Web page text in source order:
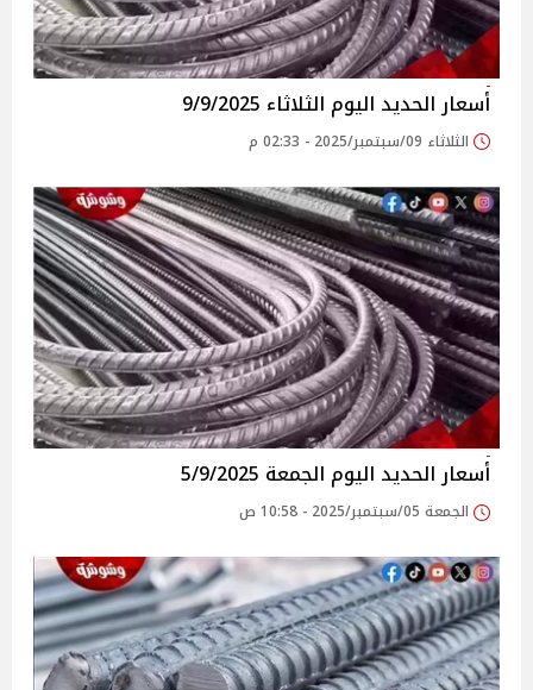
أسعار الحديد اليوم الثلاثاء 9/9/2025
الثلاثاء 09/سبتمبر/2025 - 02:33 م
أسعار الحديد اليوم الجمعة 5/9/2025
الجمعة 05/سبتمبر/2025 - 10:58 ص